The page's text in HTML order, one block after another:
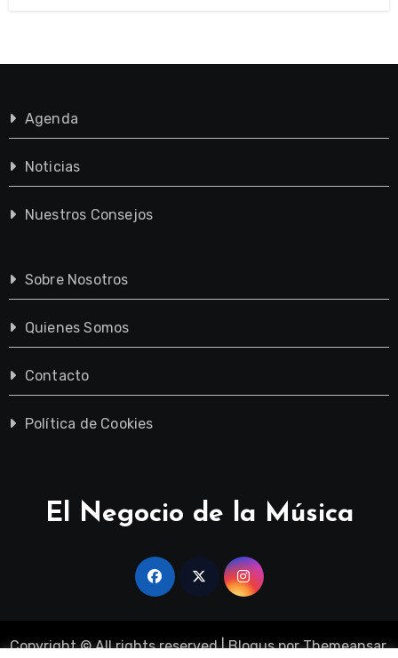
Agenda
Noticias
Nuestros Consejos
Sobre Nosotros
Quienes Somos
Contacto
Política de Cookies
El Negocio de la Música
Copyright © All rights reserved |BlogusporThemeansar.